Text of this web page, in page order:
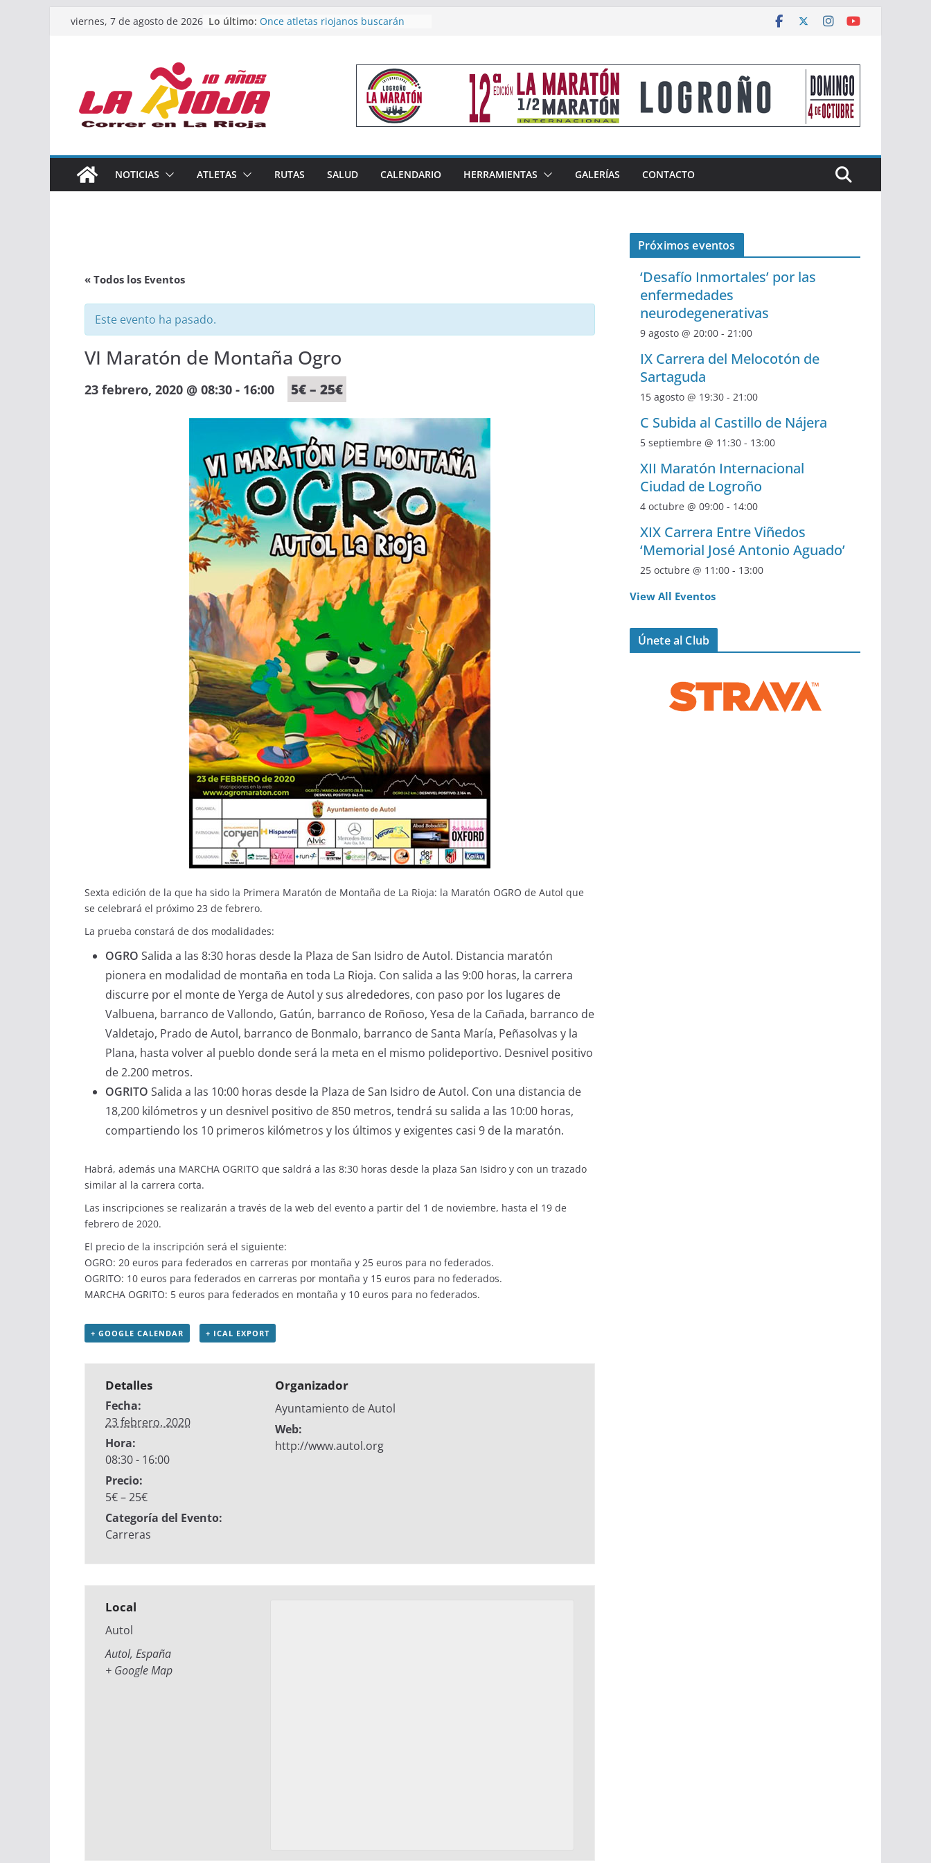
Saltarviernes, 7 de agosto de 2026 Lo último: Once atletas riojanos buscarán
Un bronce en 4×400 y tres puestos
de finalista cierran la participación
riojana en en Nacional de Málaga
El equipo femenino del Tritones
Rioja alcanza el podio nacional de
Acuatlón en Calahorra
España absoluto en Disco
Calahorra acoge este fin de semana
NOTICIAS ATLETAS RUTAS SALUD CALENDARIO HERRAMIENTAS GALERÍAS CONTACTO
« Todos los Eventos
Este evento ha pasado.
VI Maratón de Montaña Ogro
23 febrero, 2020 @ 08:30 - 16:00 5€ – 25€
Sexta edición de la que ha sido la Primera Maratón de Montaña de La Rioja: la Maratón OGRO de Autol que
se celebrará el próximo 23 de febrero.
La prueba constará de dos modalidades:
OGRO Salida a las 8:30 horas desde la Plaza de San Isidro de Autol. Distancia maratón
pionera en modalidad de montaña en toda La Rioja. Con salida a las 9:00 horas, la carrera
discurre por el monte de Yerga de Autol y sus alrededores, con paso por los lugares de
Valbuena, barranco de Vallondo, Gatún, barranco de Roñoso, Yesa de la Cañada, barranco de
Valdetajo, Prado de Autol, barranco de Bonmalo, barranco de Santa María, Peñasolvas y la
Plana, hasta volver al pueblo donde será la meta en el mismo polideportivo. Desnivel positivo
de 2.200 metros.
OGRITO Salida a las 10:00 horas desde la Plaza de San Isidro de Autol. Con una distancia de
18,200 kilómetros y un desnivel positivo de 850 metros, tendrá su salida a las 10:00 horas,
compartiendo los 10 primeros kilómetros y los últimos y exigentes casi 9 de la maratón.
Habrá, además una MARCHA OGRITO que saldrá a las 8:30 horas desde la plaza San Isidro y con un trazado
similar al la carrera corta.
Las inscripciones se realizarán a través de la web del evento a partir del 1 de noviembre, hasta el 19 de
febrero de 2020.
El precio de la inscripción será el siguiente:
OGRO: 20 euros para federados en carreras por montaña y 25 euros para no federados.
OGRITO: 10 euros para federados en carreras por montaña y 15 euros para no federados.
MARCHA OGRITO: 5 euros para federados en montaña y 10 euros para no federados.
+ GOOGLE CALENDAR + ICAL EXPORT
Detalles
Fecha:
23 febrero, 2020
Hora:
08:30 - 16:00
Precio:
5€ – 25€
Categoría del Evento:
Carreras
Organizador
Ayuntamiento de Autol
Web:
http://www.autol.org
Local
Autol
Autol, España
+ Google Map
Próximos eventos
‘Desafío Inmortales’ por las
enfermedades
neurodegenerativas
9 agosto @ 20:00 - 21:00
IX Carrera del Melocotón de
Sartaguda
15 agosto @ 19:30 - 21:00
C Subida al Castillo de Nájera
5 septiembre @ 11:30 - 13:00
XII Maratón Internacional
Ciudad de Logroño
4 octubre @ 09:00 - 14:00
XIX Carrera Entre Viñedos
‘Memorial José Antonio Aguado’
25 octubre @ 11:00 - 13:00
View All Eventos
Únete al Club